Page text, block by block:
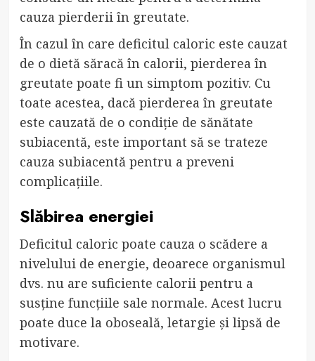
cauza pierderii în greutate.
În cazul în care deficitul caloric este cauzat
de o dietă săracă în calorii, pierderea în
greutate poate fi un simptom pozitiv. Cu
toate acestea, dacă pierderea în greutate
este cauzată de o condiție de sănătate
subiacentă, este important să se trateze
cauza subiacentă pentru a preveni
complicațiile.
Slăbirea energiei
Deficitul caloric poate cauza o scădere a
nivelului de energie, deoarece organismul
dvs. nu are suficiente calorii pentru a
susține funcțiile sale normale. Acest lucru
poate duce la oboseală, letargie și lipsă de
motivare.